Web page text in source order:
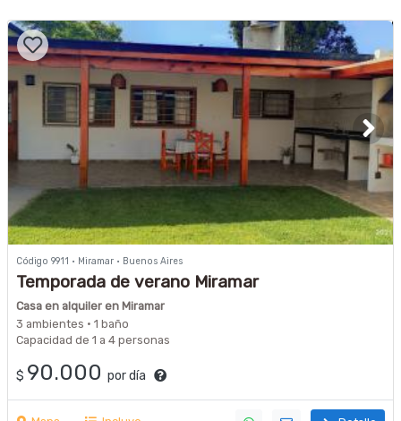
Código 9911 · Miramar · Buenos Aires
Temporada de verano Miramar
Casa en alquiler en Miramar
3 ambientes · 1 baño
Capacidad de 1 a 4 personas
$ 90.000 por día